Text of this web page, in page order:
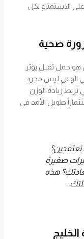
الاستمتاع بكل
صحية
هو حمل ثقيل يؤثر
الوعي ليس مجرد
تربط زيادة الوزن
طويل الأمد في
تعتقدين؟
صغيرة
هذه